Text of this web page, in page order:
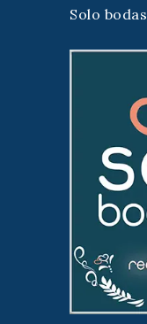
Solo bodas